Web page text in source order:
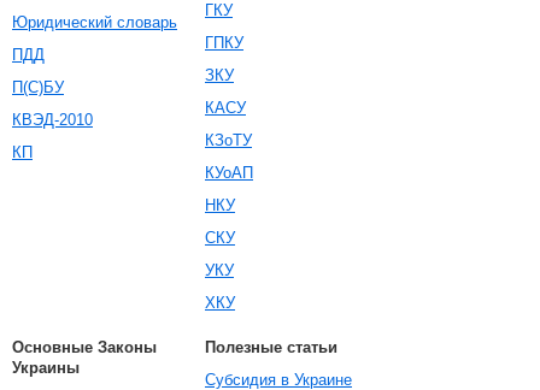
Юридический словарь
ПДД
П(С)БУ
КВЭД-2010
КП
ГКУ
ГПКУ
ЗКУ
КАСУ
КЗоТУ
КУоАП
НКУ
СКУ
УКУ
ХКУ
Основные Законы
Украины
Полезные статьи
Субсидия в Украине